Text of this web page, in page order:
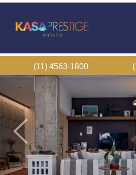
(11) 4563-1800